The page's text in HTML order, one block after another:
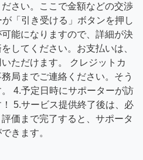
さい。ここで金額などの交渉
「引き受ける」ボタンを押し
能になりますので、詳細が決
してください。お支払いは、
ただけます。 クレジットカ
局までご連絡ください。そう
4.予定日時にサポーターが訪
5.サービス提供終了後は、必
価まで完了すると、サポータ
きます。